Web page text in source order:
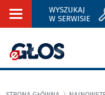
Rozwiń
WYSZUKAJ
W SERWISIE